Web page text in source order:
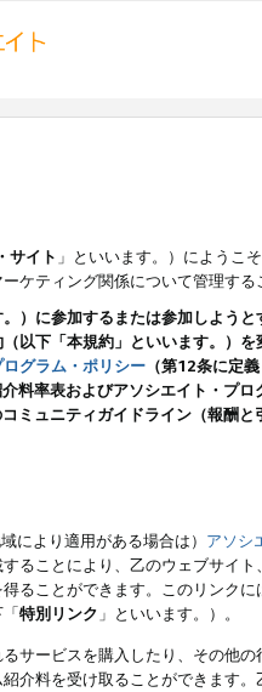
サイト 」といいます。）にようこ
ケティング関係について管理する
）に参加するまたは参加しよう
下「本規約」といいます。）を
ログラム・ポリシー （第12条に定
料率表およびアソシエイト・プ
ュニティガイドライン（報酬と
により適用がある場合は） アソシ
ることにより、乙のウェブサイ
ることができます。このリンク
特別リンク 」といいます。）。
サービスを購入したり、その他の
介料を受け取ることができます